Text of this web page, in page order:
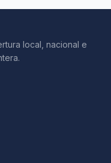
local, nacional e